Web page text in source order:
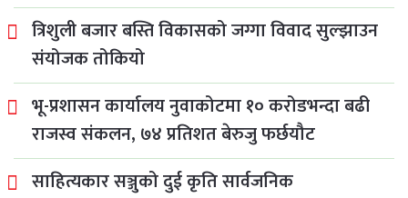
त्रिशुली बजार बस्ति विकासको जग्गा विवाद सुल्झाउन
संयोजक तोकियो
भू-प्रशासन कार्यालय नुवाकोटमा १० करोडभन्दा बढी
राजस्व संकलन, ७४ प्रतिशत बेरुजु फर्छयौट
साहित्यकार सञ्जुको दुई कृति सार्वजनिक